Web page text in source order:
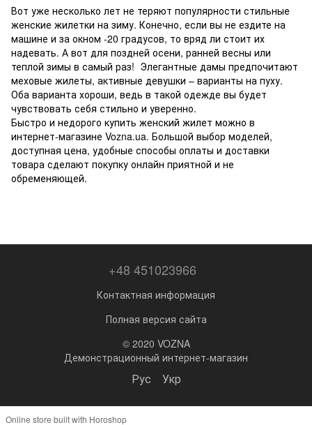
Вот уже несколько лет не теряют популярности стильные
женские жилетки на зиму. Конечно, если вы не ездите на
машине и за окном -20 градусов, то вряд ли стоит их
надевать. А вот для поздней осени, ранней весны или
теплой зимы в самый раз! Элегантные дамы предпочитают
меховые жилеты, активные девушки – варианты на пуху.
Оба варианта хороши, ведь в такой одежде вы будет
чувствовать себя стильно и уверенно.
Быстро и недорого купить женский жилет можно в
интернет-магазине Vozna.ua. Большой выбор моделей,
доступная цена, удобные способы оплаты и доставки
товара сделают покупку онлайн приятной и не
обременяющей.
+48 451023966
Контактная информация
Полная версия сайта
© 2020 VOZNA
Демонстрационный интернет-магазин
Рус Укр
Online store built with Horoshop